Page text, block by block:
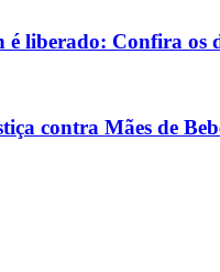
liberado: Confira os
contra Mães de